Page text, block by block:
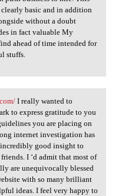
basic and in addition
without a doubt
in fact valuable My
ahead of time intended for
stuffs.
I
I really wanted to
to express gratitude to you
you are placing on
internet investigation has
good insight to
I ‘d admit that most of
are unequivocally blessed
with so many brilliant
ideas. I feel very happy to